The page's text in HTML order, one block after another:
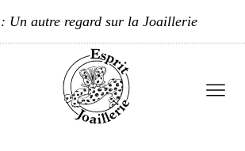
: Un autre regard sur la Joaillerie